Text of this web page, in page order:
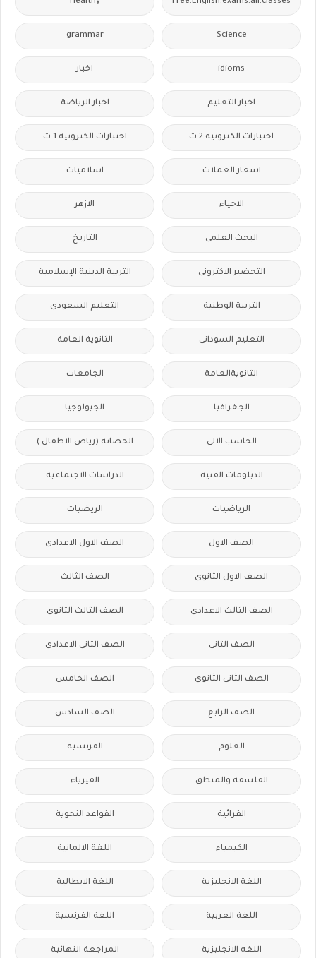
Science
grammar
idioms اخبار
اخبار التعليم اخبار الرياضة
اختبارات الكترونية 2 ث اختبارات الكترونيه 1 ث
اسعار العملات اسلاميات
الاحياء الازهر
البحث العلمى التاريخ
التحضير الاكترونى التربية الدينية الإسلامية
التربية الوطنية التعليم السعودى
التعليم السودانى الثانوية العامة
الثانويةالعامة الجامعات
الجغرافيا الجيولوجيا
الحاسب الالى الحضانة (رياض الاطفال )
الدبلومات الفنية الدراسات الاجتماعية
الرياضيات الريضيات
الصف الاول الصف الاول الاعدادى
الصف الاول الثانوى الصف الثالث
الصف الثالث الاعدادى الصف الثالث الثانوى
الصف الثانى الصف الثانى الاعدادى
الصف الثانى الثانوى الصف الخامس
الصف الرابع الصف السادس
العلوم الفرنسيه
الفلسفة والمنطق الفيزياء
القرائية القواعد النحوية
الكيمياء اللغة الالمانية
اللغة الانجليزية اللغة الايطالية
اللغة العربية اللغة الفرنسية
اللغه الانجليزية المراجعة النهائية